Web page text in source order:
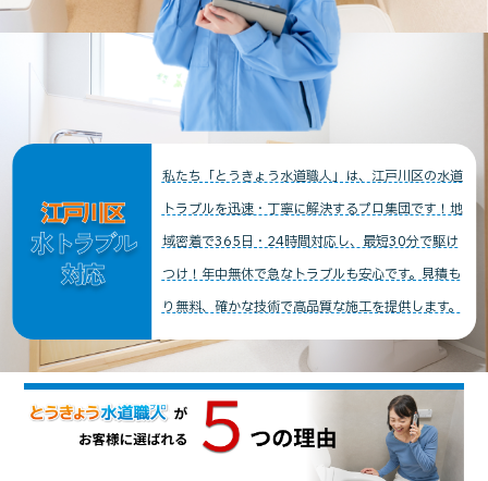
江戸川区
水トラブル
対応
私たち「とうきょう水道職人」は、江戸川区の水道
トラブルを迅速・丁寧に解決するプロ集団です！地
域密着で365日・24時間対応し、最短30分で駆け
つけ！年中無休で急なトラブルも安心です。見積も
り無料、確かな技術で高品質な施工を提供します。